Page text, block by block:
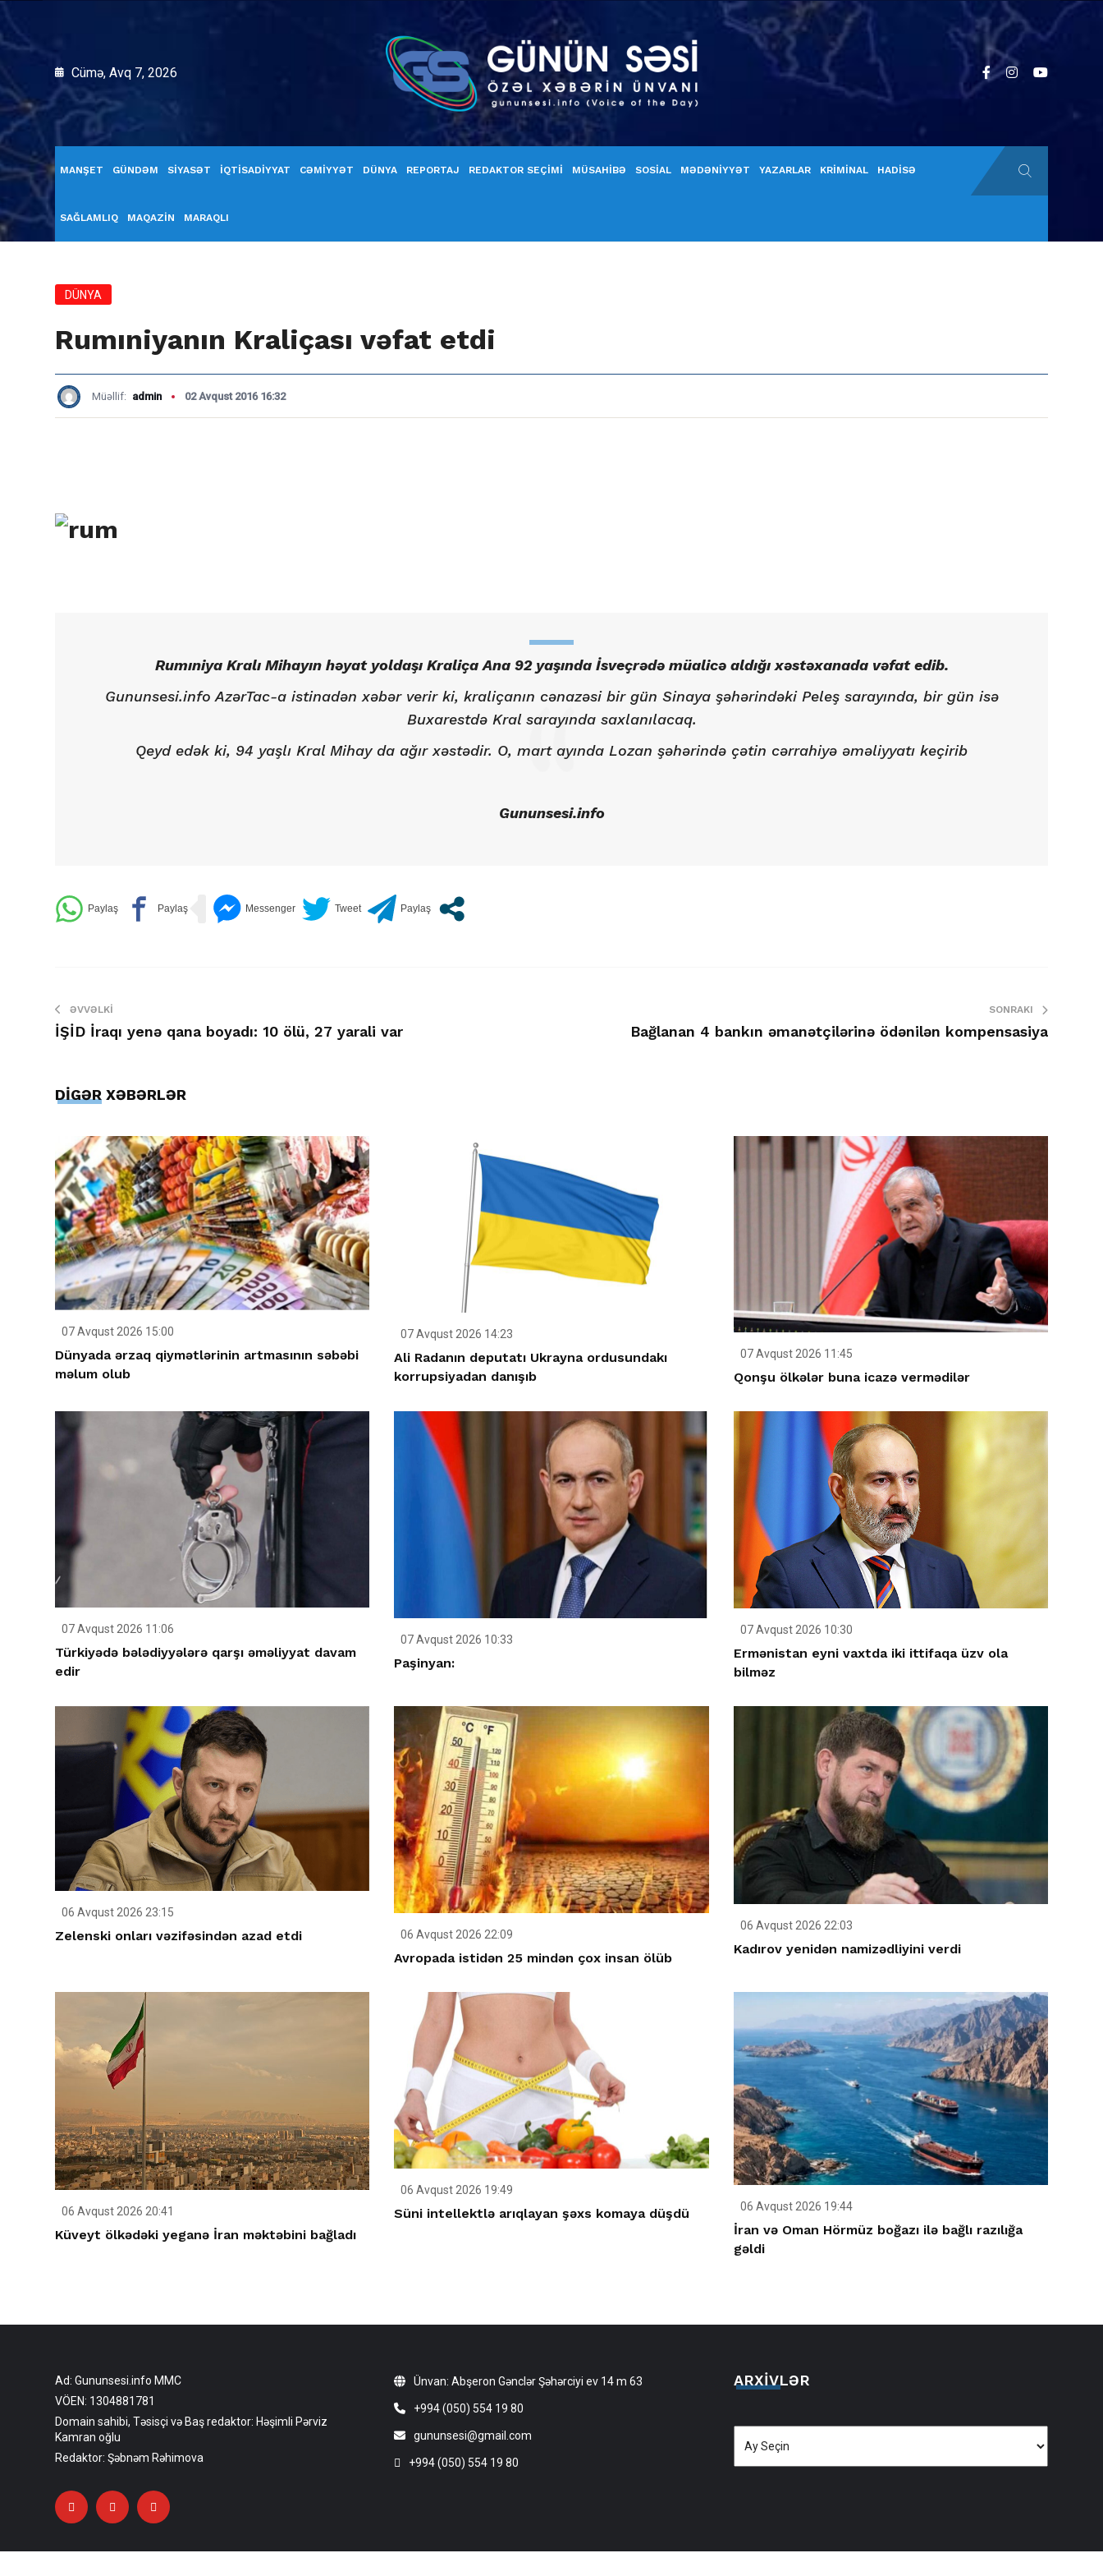
Cümə, Avq 7, 2026
MANŞET GÜNDƏM SİYASƏT İQTİSADİYYAT CƏMİYYƏT DÜNYA REPORTAJ REDAKTOR SEÇİMİ MÜSAHİBƏ SOSİAL MƏDƏNİYYƏT YAZARLAR KRİMİNAL HADİSƏ
SAĞLAMLIQ MAQAZİN MARAQLI
DÜNYA
Rumıniyanın Kraliçası vəfat etdi
Müəllif: admin 02 Avqust 2016 16:32
Rumıniya Kralı Mihayın həyat yoldaşı Kraliça Ana 92 yaşında İsveçrədə müalicə aldığı xəstəxanada vəfat edib.
Gununsesi.info AzərTac-a istinadən xəbər verir ki, kraliçanın cənazəsi bir gün Sinaya şəhərindəki Peleş sarayında, bir gün isə
Buxarestdə Kral sarayında saxlanılacaq.
Qeyd edək ki, 94 yaşlı Kral Mihay da ağır xəstədir. O, mart ayında Lozan şəhərində çətin cərrahiyə əməliyyatı keçirib
Gununsesi.info
ƏVVƏLKI
İŞİD İraqı yenə qana boyadı: 10 ölü, 27 yarali var
SONRAKI
Bağlanan 4 bankın əmanətçilərinə ödənilən kompensasiya
DİGƏR XƏBƏRLƏR
07 Avqust 2026 15:00
Dünyada ərzaq qiymətlərinin artmasının səbəbi
məlum olub
07 Avqust 2026 14:23
Ali Radanın deputatı Ukrayna ordusundakı
korrupsiyadan danışıb
07 Avqust 2026 11:45
Qonşu ölkələr buna icazə vermədilər
07 Avqust 2026 11:06
Türkiyədə bələdiyyələrə qarşı əməliyyat davam
edir
07 Avqust 2026 10:33
Paşinyan:
07 Avqust 2026 10:30
Ermənistan eyni vaxtda iki ittifaqa üzv ola
bilməz
06 Avqust 2026 23:15
Zelenski onları vəzifəsindən azad etdi 06 Avqust 2026 22:09
Avropada istidən 25 mindən çox insan ölüb
06 Avqust 2026 22:03
Kadırov yenidən namizədliyini verdi
06 Avqust 2026 20:41
Küveyt ölkədəki yeganə İran məktəbini bağladı
06 Avqust 2026 19:49
Süni intellektlə arıqlayan şəxs komaya düşdü 06 Avqust 2026 19:44
İran və Oman Hörmüz boğazı ilə bağlı razılığa
gəldi
Ad: Gununsesi.info MMC
VÖEN: 1304881781
Domain sahibi, Təsisçi və Baş redaktor: Həşimli Pərviz
Kamran oğlu
Redaktor: Şəbnəm Rəhimova
Ünvan: Abşeron Gənclər Şəhərciyi ev 14 m 63
+994 (050) 554 19 80
gununsesi@gmail.com
+994 (050) 554 19 80
ARXIVLƏR
Arxivlər